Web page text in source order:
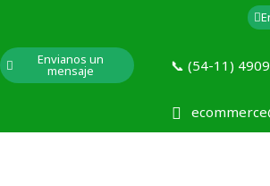
Envianos un
mensaje 📞 (54-11)